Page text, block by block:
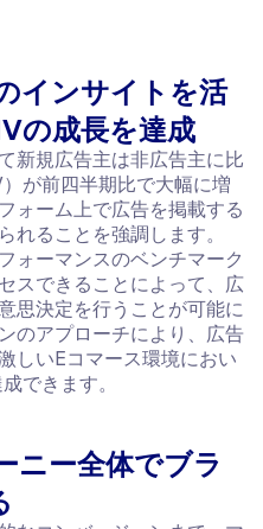
インサイトを活
の成長を達成
新規広告主は非広告主に比
前四半期比で大幅に増
ォーム上で広告を掲載する
れることを強調します。
ォーマンスのベンチマーク
スできることによって、広
思決定を行うことが可能に
のアプローチにより、広告
しいEコマース環境におい
できます。
ニー全体でブラ